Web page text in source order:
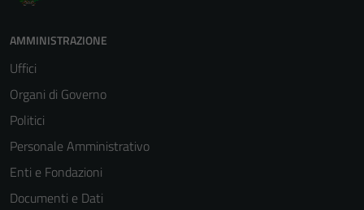
AMMINISTRAZIONE
Uffici
Organi di Governo
Politici
Personale Amministrativo
Enti e Fondazioni
Documenti e Dati